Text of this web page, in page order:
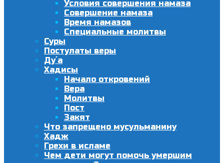
Условия совершения намаза
Совершение намаза
Время намазов
Специальные молитвы
Суры
Постулаты веры
Ду´а
Хадисы
Начало откровений
Вера
Молитвы
Пост
Закят
Что запрещено мусульманину
Хадж
Грехи в исламе
Чем дети могут помочь умершим